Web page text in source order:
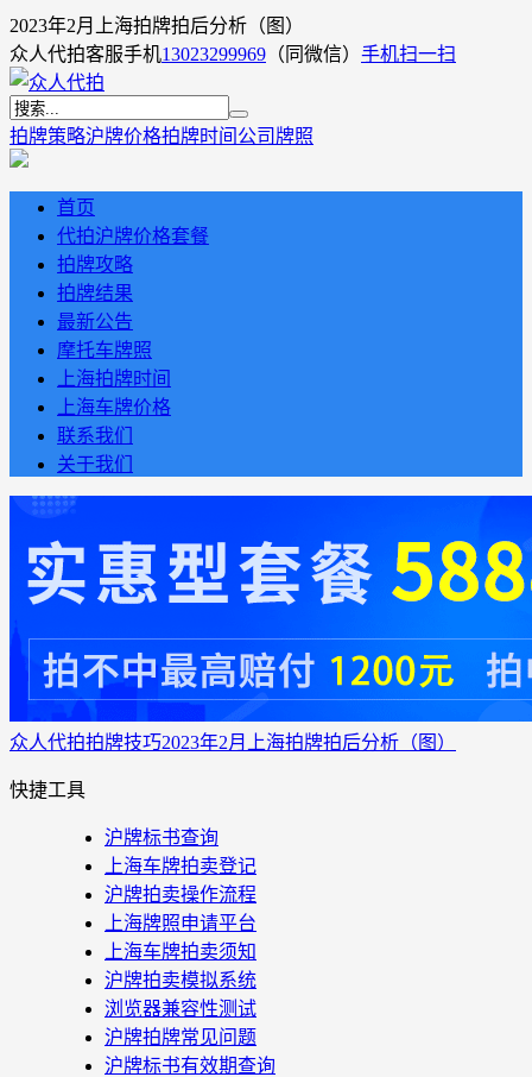
2023年2月上海拍牌拍后分析（图）
众人代拍客服手机13023299969 （同微信） 手机扫一扫
拍牌策略沪牌价格拍牌时间 公司牌照
首页
代拍沪牌价格套餐
拍牌攻略
拍牌结果
最新公告
摩托车牌照
上海拍牌时间
上海车牌价格
联系我们
关于我们
众人代拍拍牌技巧2023年2月上海拍牌拍后分析（图）
快捷工具
沪牌标书查询
上海车牌拍卖登记
沪牌拍卖操作流程
上海牌照申请平台
上海车牌拍卖须知
沪牌拍卖模拟系统
浏览器兼容性测试
沪牌拍牌常见问题
沪牌标书有效期查询